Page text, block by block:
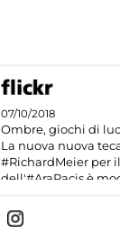
07/10/2018
Ombre, giochi di
La nuova nuova
#RichardMeier per
dell'#AraPacis è